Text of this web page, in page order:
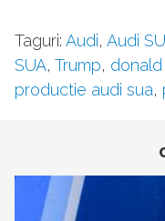
Taguri: Audi, Audi
SUA, Trump,
productie audi sua,